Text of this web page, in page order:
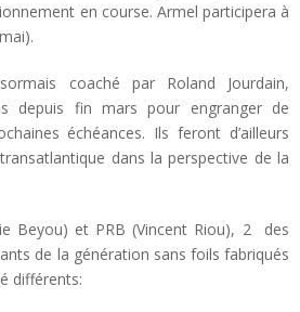
en course. Armel participera à
coaché par Roland Jourdain,
depuis fin mars pour engranger de
échéances. Ils feront d’ailleurs
dans la perspective de la
Beyou) et PRB (Vincent Riou), 2 des
de la génération sans foils fabriqués
différents: